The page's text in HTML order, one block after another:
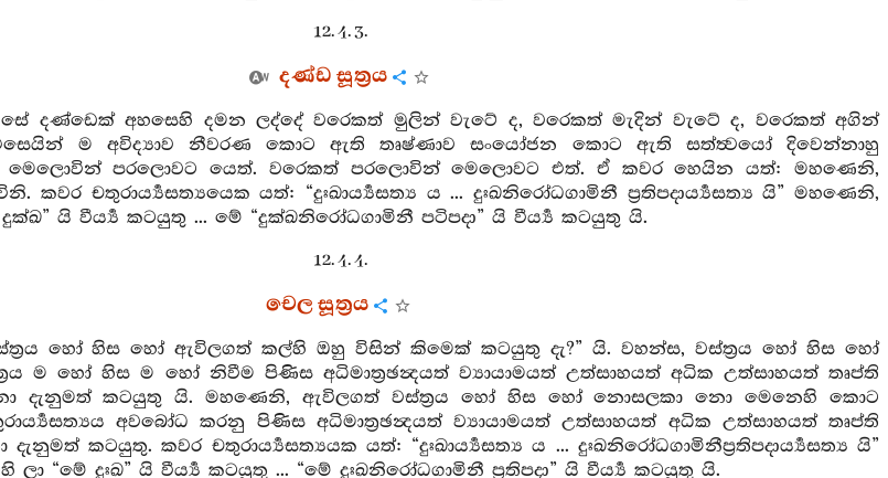
12. 4. 3.
දණ්ඩ සූත්‍රය
දණ්ඩෙක් අහසෙහි දමන ලද්දේ වරෙකත් මුලින් වැටේ ද, වරෙකත් මැදින් වැටේ ද, වරෙකත් අගින්
ම අවිද්‍යාව නීවරණ කොට ඇති තෘෂ්ණාව සංයෝජන කොට ඇති සත්ත්‍වයෝ දිවෙන්නාහු
මෙලොවින් පරලොවට යෙත්. වරෙකත් පරලොවින් මෙලොවට එත්. ඒ කවර හෙයින යත්: මහණෙනි,
කවර චතුරාර්‍ය්‍යසත්‍යයෙක යත්: “දුඃඛාර්‍ය්‍යසත්‍ය ය ... දුඃඛනිරෝධගාමිනී ප්‍රතිපදාර්‍ය්‍යසත්‍ය යි” මහණෙනි,
යි වීර්‍ය්‍ය කටයුතු ... මේ “දුක්ඛනිරෝධගාමිනී පටිපදා” යි වීර්‍ය්‍ය කටයුතු යි.
12. 4. 4.
චෙල සූත්‍රය
හෝ හිස හෝ ඇවිලගත් කල්හි ඔහු විසින් කිමෙක් කටයුතු දැ?” යි. වහන්ස, වස්ත්‍රය හෝ හිස හෝ
ම හෝ හිස ම හෝ නිවීම පිණිස අධිමාත්‍රඡන්‍දයත් ව්‍යායාමයත් උත්සාහයත් අධික උත්සාහයත් තෘප්ති
දැනුමත් කටයුතු යි. මහණෙනි, ඇවිලගත් වස්ත්‍රය හෝ හිස හෝ නොසලකා නො මෙනෙහි කොට
අවබෝධ කරනු පිණිස අධිමාත්‍රඡන්‍දයත් ව්‍යායාමයත් උත්සාහයත් අධික උත්සාහයත් තෘප්ති
කටයුතු. කවර චතුරාර්‍ය්‍යසත්‍යයක යත්: “දුඃඛාර්‍ය්‍යසත්‍ය ය ... දුඃඛනිරෝධගාමිනීප්‍රතිපදාර්‍ය්‍යසත්‍ය යි”
“මේ දුඃඛ” යි වීර්‍ය්‍ය කටයුතු ... “මේ දුඃඛනිරෝධගාමිනී ප්‍රතිපදා” යි වීර්‍ය්‍ය කටයුතු යි.